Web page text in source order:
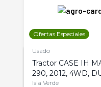
Ofertas Especiales
Usado
Tractor CASE IH
290, 2012, 4WD,
Isla Verde